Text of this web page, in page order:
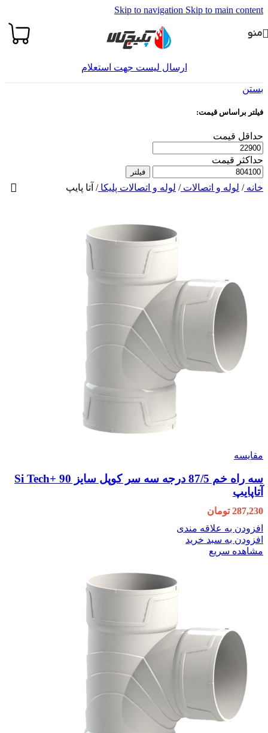
Skip to navigation Skip to main content
منو
ارسال لیست جهت استعلام
بستن
فیلتر براساس قیمت:
حداقل قیمت
حداکثر قیمت
فیلتر
خانه/ لوله و اتصالات/ لوله و اتصالات پلیکا/ آتا پایپ
مقایسه
سه راه خم 87/5 درجه سه سر کوپل سایز 90 +Si Tech
آتاپایپ
287,230 تومان
افزودن به علاقه مندی
افزودن به سبد خرید
مشاهده سریع